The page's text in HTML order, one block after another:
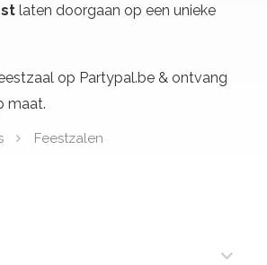
laten doorgaan op een unieke
op Partypal.be & ontvang
maat.
Feestzalen